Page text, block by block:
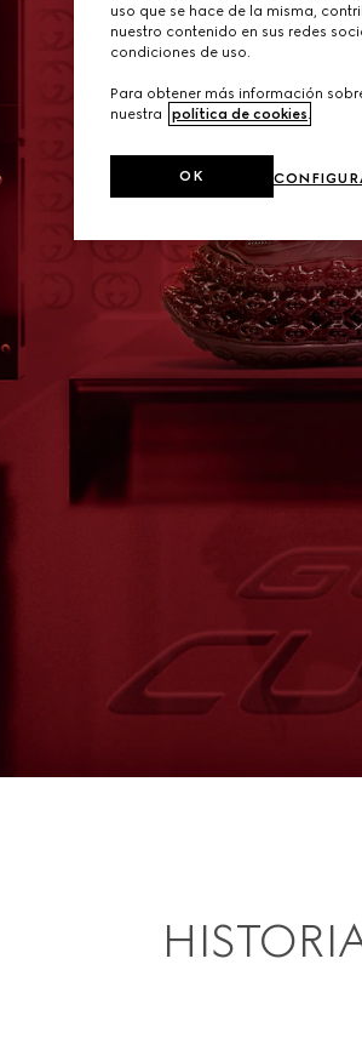
uso que se hace de la misma,
nuestro contenido en sus redes
condiciones de uso.
Para obtener más información
nuestra
política de cookies
OK